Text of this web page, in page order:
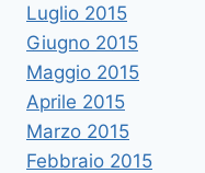
Luglio 2015
Giugno 2015
Maggio 2015
Aprile 2015
Marzo 2015
Febbraio 2015